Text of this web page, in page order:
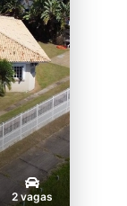
2 vagas